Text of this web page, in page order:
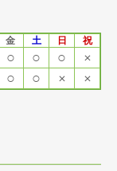
金 土 日
祝
○ ○ ○ ×
○ ○ × ×